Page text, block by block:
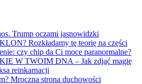
Trump oczami jasnowidzki
Rozkładamy tę teorię na części
czy chip da Ci moce paranormalne?
W TWOIM DNA – Jak zdjąć magię
reinkarnacji
Mroczna strona duchowości